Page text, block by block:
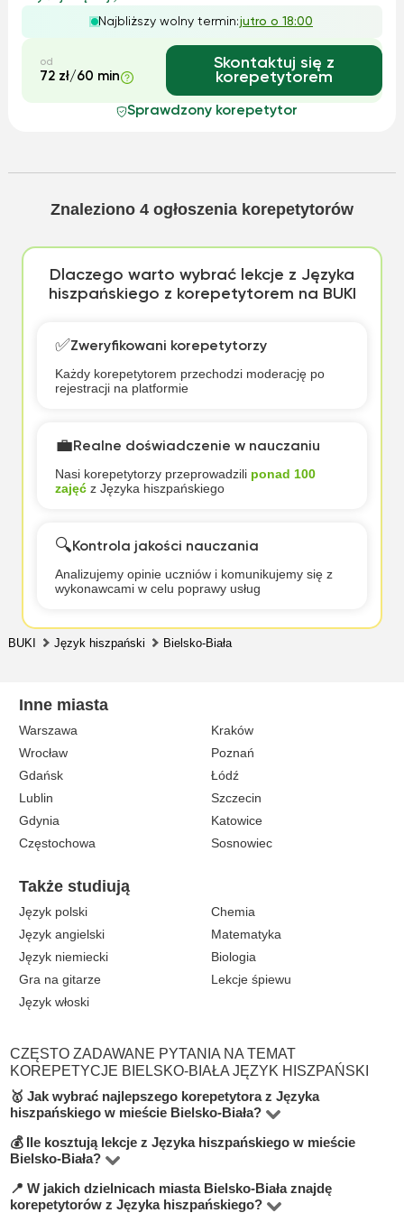
zdobyłam cenne doświadczenie w pracy z uczniami na
różnych poziomach zaawansowani...
Najbliższy wolny termin:jutro o 18:00
od
72 zł/60 min
Skontaktuj się z
korepetytorem
Sprawdzony korepetytor
Znaleziono 4 ogłoszenia korepetytorów
Dlaczego warto wybrać lekcje z Języka
hiszpańskiego z korepetytorem na BUKI
✅Zweryfikowani korepetytorzy
Każdy korepetytorem przechodzi moderację po
rejestracji na platformie
💼Realne doświadczenie w nauczaniu
Nasi korepetytorzy przeprowadzili ponad 100
zajęćz Języka hiszpańskiego
🔍Kontrola jakości nauczania
Analizujemy opinie uczniów i komunikujemy się z
wykonawcami w celu poprawy usług
BUKI Język hiszpański Bielsko-Biała
Inne miasta
Warszawa
Kraków
Wrocław
Poznań
Gdańsk
Łódź
Lublin
Szczecin
Gdynia
Katowice
Częstochowa
Sosnowiec
Także studiują
Język polski
Chemia
Język angielski
Matematyka
Język niemiecki
Biologia
Gra na gitarze
Lekcje śpiewu
Język włoski
CZĘSTO ZADAWANE PYTANIA NA TEMAT
KOREPETYCJE BIELSKO-BIAŁA JĘZYK HISZPAŃSKI
🥇 Jak wybrać najlepszego korepetytora z Języka
hiszpańskiego w mieście Bielsko-Biała?
Na platformie BUKI znajdziesz 4 korepetytorów
oferujących zajęcia z Język hiszpański w miejscowości
Bielsko-Biała. Przy wyborze zwróć uwagę na cenę,
💰 Ile kosztują lekcje z Języka hiszpańskiego w mieście
Bielsko-Biała?
Ceny zależą od poziomu, doświadczenia korepetytora i
📍 W jakich dzielnicach miasta Bielsko-Biała znajdę
korepetytorów z Języka hiszpańskiego?